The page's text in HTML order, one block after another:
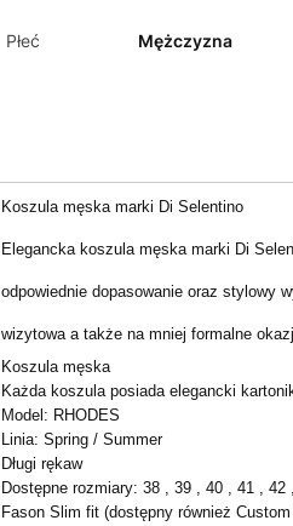
Płeć Mężczyzna
Koszula męska marki Di Selentino
Elegancka koszula męska marki Di
odpowiednie dopasowanie oraz stylowy
wizytowa a także na mniej formalne
Koszula męska
Każda koszula posiada elegancki
Model: RHODES
Linia: Spring / Summer
Długi rękaw
Dostępne rozmiary: 38 , 39 , 40 , 41 ,
Fason Slim fit (dostępny również